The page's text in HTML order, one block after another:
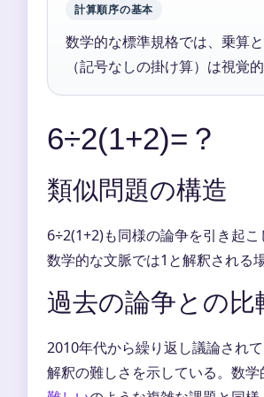
計算順序の基本
数学的な標準規格では、乗算
（記号なしの掛け算）は視覚
6÷2(1+2)=？
類似問題の構造
6÷2(1+2)も同様の論争を引き起
数学的な文脈では1と解釈される
過去の論争との比
2010年代から繰り返し議論されて
解釈の難しさを示している。数学